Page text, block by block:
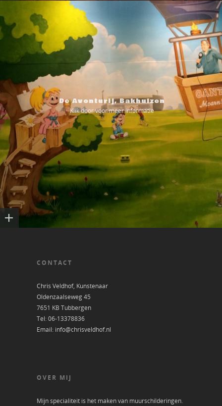
De Avonturij, Bakhuizen
Klik door voor meer informatie
CONTACT
Chris Veldhof, Kunstenaar
Oldenzaalseweg 45
7651 KB Tubbergen
Tel: 06-13378836
Email: info@chrisveldhof.nl
OVER MIJ
Mijn specialiteit is het maken van muurschilderingen.